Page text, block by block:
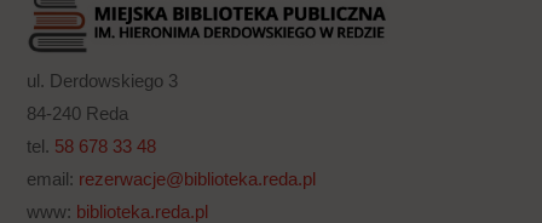
ul. Derdowskiego 3
84-240 Reda
tel. 58 678 33 48
email: rezerwacje@biblioteka.reda.pl
www: biblioteka.reda.pl